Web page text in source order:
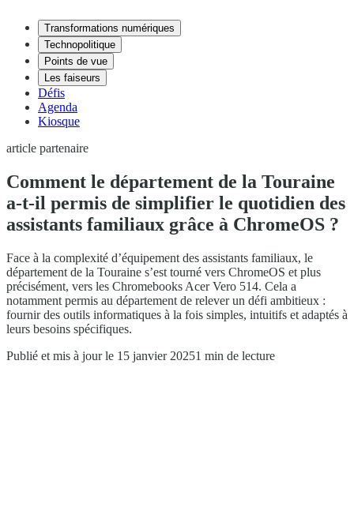
Transformations numériques
Technopolitique
Points de vue
Les faiseurs
Défis
Agenda
Kiosque
article partenaire
Comment le département de la Touraine
a-t-il permis de simplifier le quotidien des
assistants familiaux grâce à ChromeOS ?
Face à la complexité d’équipement des assistants familiaux, le
département de la Touraine s’est tourné vers ChromeOS et plus
précisément, vers les Chromebooks Acer Vero 514. Cela a
notamment permis au département de relever un défi ambitieux :
fournir des outils informatiques à la fois simples, intuitifs et adaptés à
leurs besoins spécifiques.
Publié et mis à jour le 15 janvier 20251 min de lecture